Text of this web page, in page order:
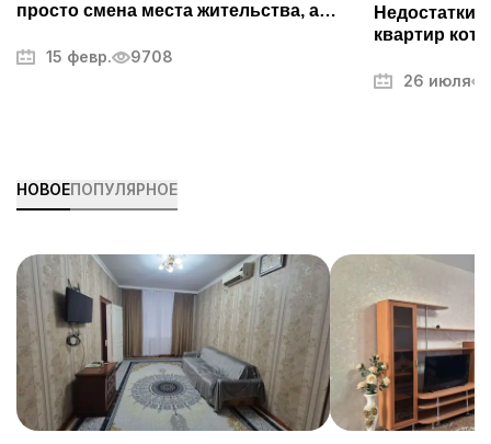
просто смена места жительства, а
подготовки. Он может вызывать стресс
организовать переезд, избежать
ненужных волнений и быстрее
15 февр. 9708
Недостатки
квартир
26 июля
НОВОЕПОПУЛЯРНОЕ